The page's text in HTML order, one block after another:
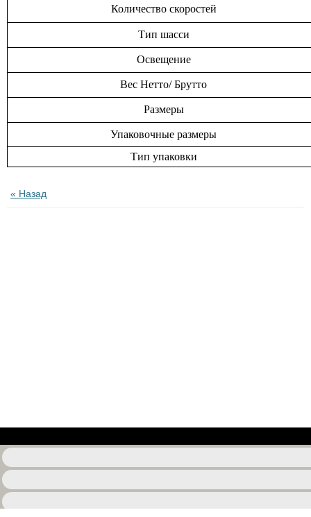
Количество скоростей
Тип шасси
Освещение
Вес Нетто/ Брутто
Размеры
Упаковочные размеры
Тип упаковки
« Назад